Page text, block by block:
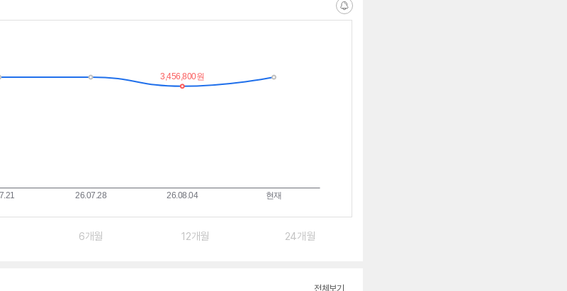
알
6개월 12개월 24개월
전체보기